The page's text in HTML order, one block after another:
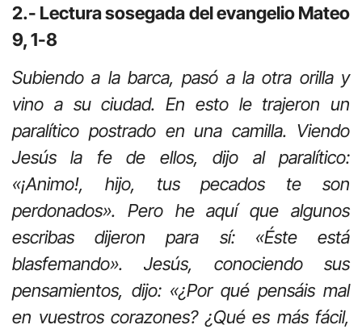
2.- Lectura sosegada del evangelio Mateo
9, 1-8
Subiendo a la barca, pasó a la otra orilla y
vino a su ciudad. En esto le trajeron un
paralítico postrado en una camilla. Viendo
Jesús la fe de ellos, dijo al paralítico:
«¡Animo!, hijo, tus pecados te son
perdonados». Pero he aquí que algunos
escribas dijeron para sí: «Éste está
blasfemando». Jesús, conociendo sus
pensamientos, dijo: «¿Por qué pensáis mal
en vuestros corazones? ¿Qué es más fácil,